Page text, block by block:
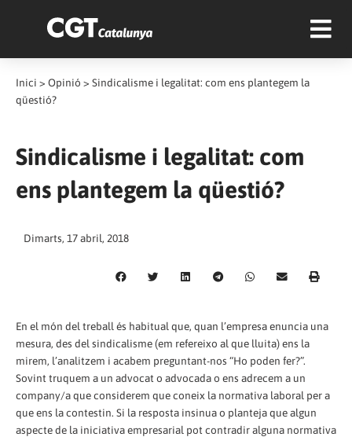
Inici > Opinió > Sindicalisme i legalitat: com ens plantegem la
qüestió?
Sindicalisme i legalitat: com
ens plantegem la qüestió?
Dimarts, 17 abril, 2018
En el món del treball és habitual que, quan l’empresa enuncia una
mesura, des del sindicalisme (em refereixo al que lluita) ens la
mirem, l’analitzem i acabem preguntant-nos “Ho poden fer?”.
Sovint truquem a un advocat o advocada o ens adrecem a un
company/a que considerem que coneix la normativa laboral per a
que ens la contestin. Si la resposta insinua o planteja que algun
aspecte de la iniciativa empresarial pot contradir alguna normativa